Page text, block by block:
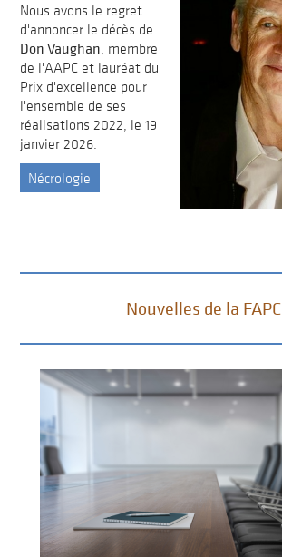
Nous avons le regret
d'annoncer le décès de
Don Vaughan, membre
de l'AAPC et lauréat du
Prix d'excellence pour
l'ensemble de ses
réalisations 2022, le 19
janvier 2026.
Nécrologie
Nouvelles de la FAPC